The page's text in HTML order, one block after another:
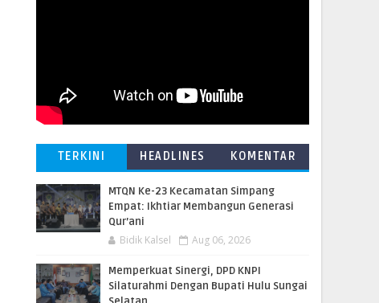
TERKINI HEADLINES KOMENTAR
MTQN Ke-23 Kecamatan Simpang
Empat: Ikhtiar Membangun Generasi
Qur’ani
Bidik Kalsel Aug 06, 2026
Memperkuat Sinergi, DPD KNPI
Silaturahmi Dengan Bupati Hulu Sungai